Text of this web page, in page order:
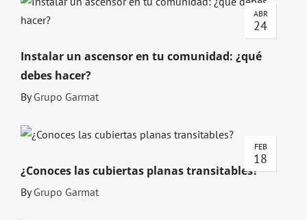
ABR
24
Instalar un ascensor en tu comunidad: ¿qué
debes hacer?
ByGrupo Garmat
FEB
18
¿Conoces las cubiertas planas transitables?
ByGrupo Garmat